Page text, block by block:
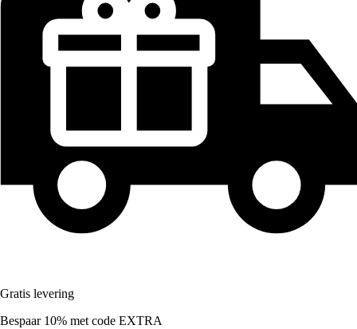
Gratis levering
Bespaar 10% met code EXTRA